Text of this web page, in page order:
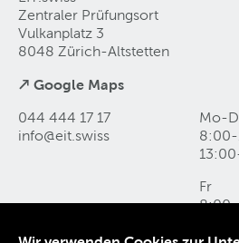
Zentraler Prüfungsort
Vulkanplatz 3
8048 Zürich-Altstetten
↗ Google Maps
044 444 17 17
info@eit swiss
Mo-
8:00-
Fr
8:00-